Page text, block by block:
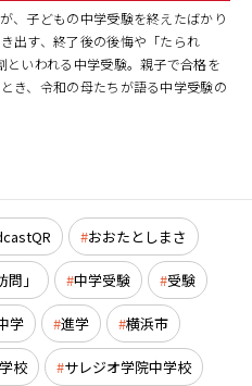
、子どもの中学受験を終えたばかり
出す、終了後の後悔や「たられ
いわれる中学受験。親子で合格を
き、令和の母たちが語る中学受験の
おおたとしまさ
」 中学受験 受験
学 進学 横浜市
校 サレジオ学院中学校